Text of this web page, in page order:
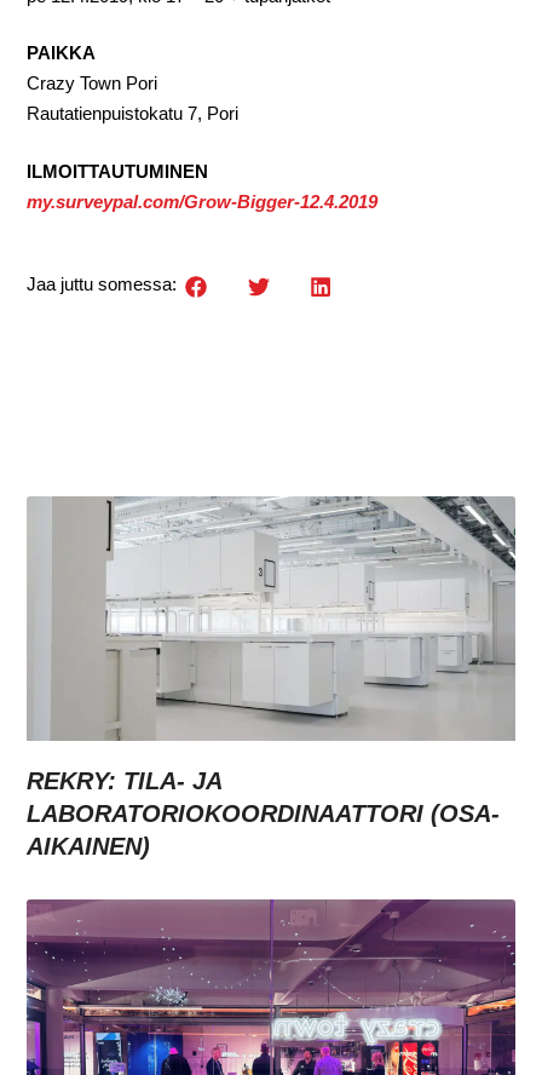
PAIKKA
Crazy Town Pori
Rautatienpuistokatu 7, Pori
ILMOITTAUTUMINEN
my.surveypal.com/Grow-Bigger-12.4.2019
Jaa juttu somessa:
REKRY: TILA- JA
LABORATORIOKOORDINAATTORI (OSA-
AIKAINEN)